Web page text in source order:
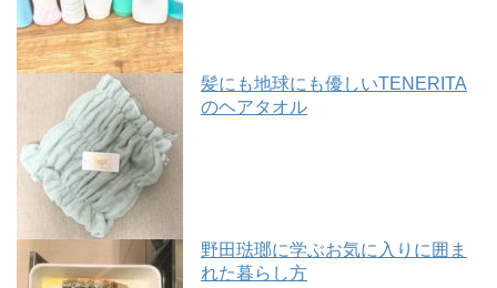
髪にも地球にも優しいTENERITA
のヘアタオル
野田琺瑯に学ぶお気に入りに囲ま
れた暮らし方